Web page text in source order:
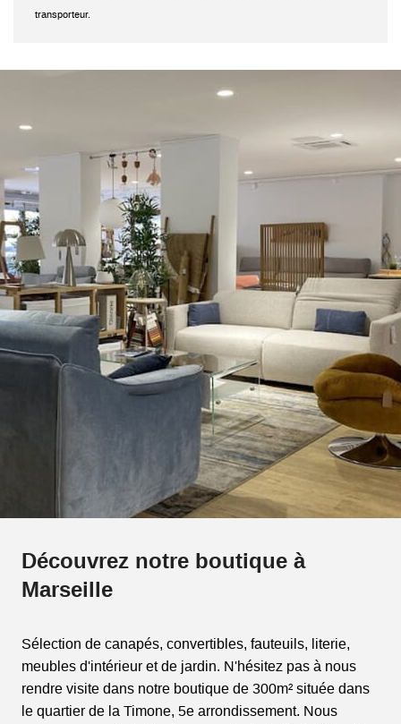
transporteur.
Découvrez notre boutique à
Marseille
Sélection de canapés, convertibles, fauteuils, literie,
meubles d'intérieur et de jardin. N'hésitez pas à nous
rendre visite dans notre boutique de 300m² située dans
le quartier de la Timone, 5e arrondissement. Nous